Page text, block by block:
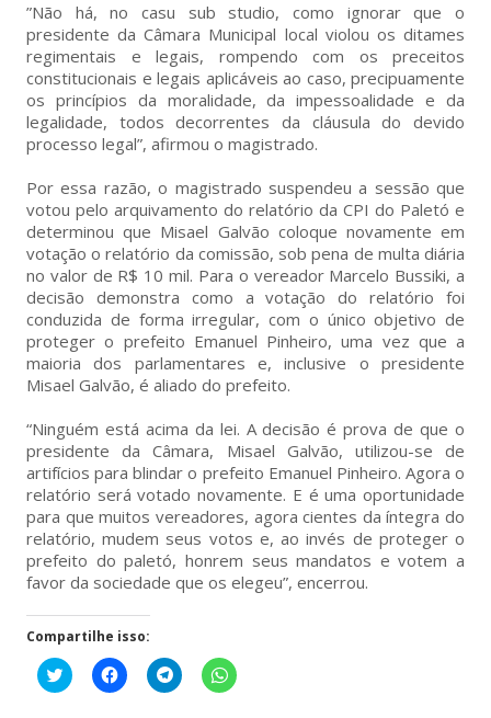
”Não há, no casu sub studio, como ignorar que o
presidente da Câmara Municipal local violou os ditames
regimentais e legais, rompendo com os preceitos
constitucionais e legais aplicáveis ao caso, precipuamente
os princípios da moralidade, da impessoalidade e da
legalidade, todos decorrentes da cláusula do devido
processo legal”, afirmou o magistrado.
Por essa razão, o magistrado suspendeu a sessão que
votou pelo arquivamento do relatório da CPI do Paletó e
determinou que Misael Galvão coloque novamente em
votação o relatório da comissão, sob pena de multa diária
no valor de R$ 10 mil. Para o vereador Marcelo Bussiki, a
decisão demonstra como a votação do relatório foi
conduzida de forma irregular, com o único objetivo de
proteger o prefeito Emanuel Pinheiro, uma vez que a
maioria dos parlamentares e, inclusive o presidente
Misael Galvão, é aliado do prefeito.
“Ninguém está acima da lei. A decisão é prova de que o
presidente da Câmara, Misael Galvão, utilizou-se de
artifícios para blindar o prefeito Emanuel Pinheiro. Agora o
relatório será votado novamente. E é uma oportunidade
para que muitos vereadores, agora cientes da íntegra do
relatório, mudem seus votos e, ao invés de proteger o
prefeito do paletó, honrem seus mandatos e votem a
favor da sociedade que os elegeu”, encerrou.
Compartilhe isso:
Clique
para
Clique
para
Clique
para
Clique
para